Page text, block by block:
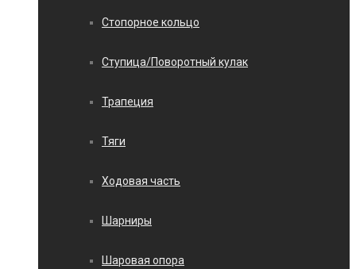
Стопорное кольцо
Ступица/Поворотный кулак
Трапеция
Тяги
Ходовая часть
Шарниры
Шаровая опора